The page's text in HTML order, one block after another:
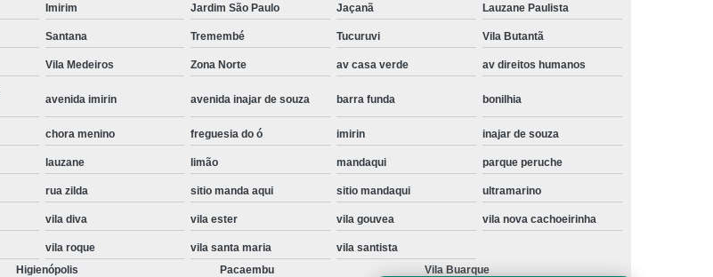
Instalar Maquina Lavar Roupa
Maquina de Lavar Roupa Instalação
Samsung Instalação Maquina de Lavar
Instalação de Lava e Seca
Instalação de Lava e Seca Samsung
Instalação de Maquina Lava e Seca
Instalação Maquina Lava e Seca
Instalação Maquina Lava e Seca Samsung
Instalação Samsung Lava e Seca
Lava e Seca Instalação
Lava e Seca Samsung Instalação
Samsung Instalação Lava e Seca
Manutenção de Fogão
Manutenção de Fogão a Gas
Manutenção de Fogão Cooktop
Manutenção de Fogão Electrolux
Manutenção em Fogão
Imirim Jardim São Paulo Jaçanã Lauzane Paulista
Santana Tremembé Tucuruvi Vila Butantã
Vila Medeiros Zona Norte av casa verde av direitos humanos
avenida imirin avenida inajar de souza barra funda bonilhia
chora menino freguesia do ó imirin inajar de souza
lauzane limão mandaqui parque peruche
rua zilda sitio manda aqui sitio mandaqui ultramarino
vila diva vila ester vila gouvea vila nova cachoeirinha
vila roque vila santa maria
vila santista
Higienópolis Pacaembu Vila Buarque